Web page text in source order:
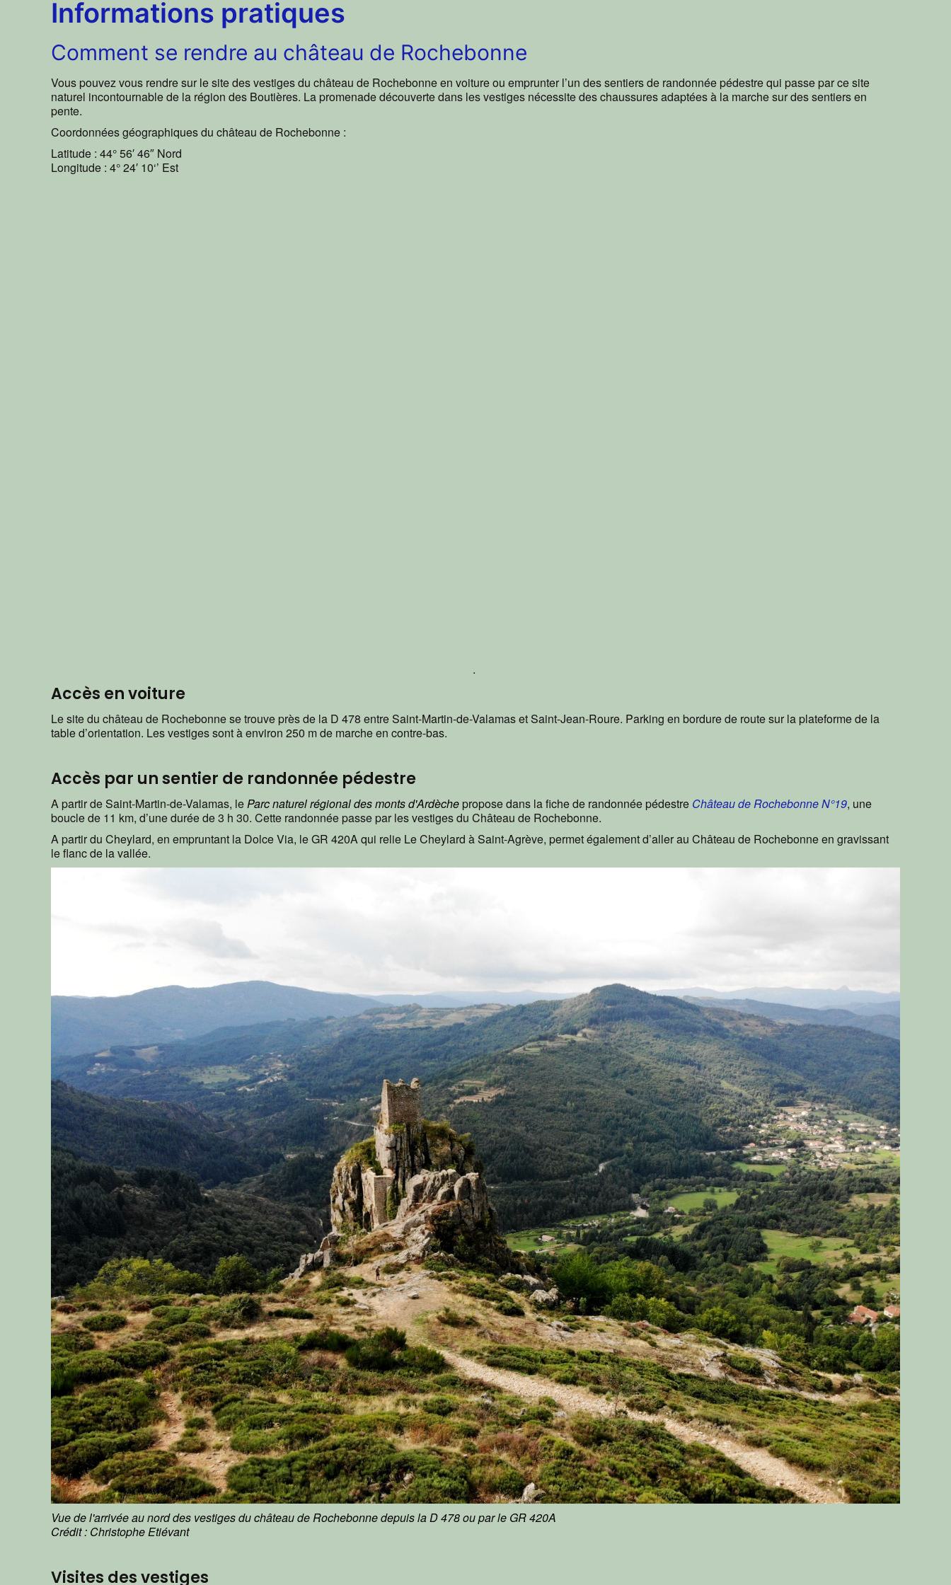
Informations pratiques
Comment se rendre au château de Rochebonne
Vous pouvez vous rendre sur le site des vestiges du château de Rochebonne en voiture ou emprunter l’un des sentiers de randonnée pédestre qui passe par ce site
naturel incontournable de la région des Boutières. La promenade découverte dans les vestiges nécessite des chaussures adaptées à la marche sur des sentiers en
pente.
Coordonnées géographiques du château de Rochebonne :
Latitude : 44° 56′ 46″ Nord
Longitude : 4° 24′ 10‘’ Est
.
Accès en voiture
Le site du château de Rochebonne se trouve près de la D 478 entre Saint-Martin-de-Valamas et Saint-Jean-Roure. Parking en bordure de route sur la plateforme de la
table d’orientation. Les vestiges sont à environ 250 m de marche en contre-bas.
Accès par un sentier de randonnée pédestre
A partir de Saint-Martin-de-Valamas, leParc naturel régional des monts d'Ardèchepropose dans la fiche de randonnée pédestre Château de Rochebonne N°19, une
boucle de 11 km, d’une durée de 3 h 30. Cette randonnée passe par les vestiges du Château de Rochebonne.
A partir du Cheylard, en empruntant la Dolce Via, le GR 420A qui relie Le Cheylard à Saint-Agrève, permet également d’aller au Château de Rochebonne en gravissant
le flanc de la vallée.
Vue de l'arrivée au nord des vestiges du château de Rochebonne depuis la D 478 ou par le GR 420A
Crédit : Christophe Etiévant
Visites des vestiges